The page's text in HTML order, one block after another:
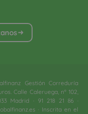
Gestión Correduría
Calle Caleruega, nº 102,
Madrid · 91 218 21 86 ·
· Inscrita en el